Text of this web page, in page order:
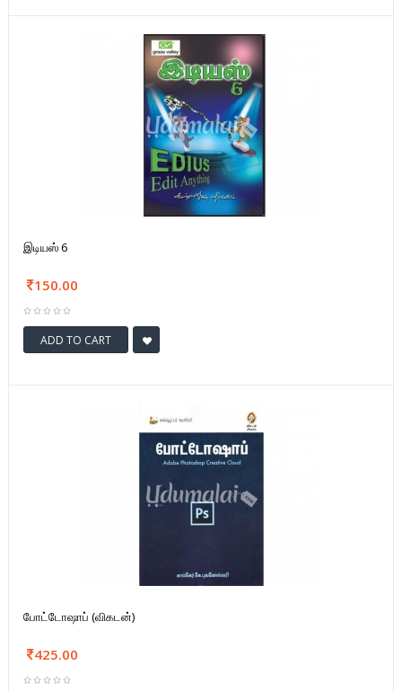
இடியஸ் 6
150.00
ADD TO CART
போட்டோஷாப் (விகடன்)
425.00